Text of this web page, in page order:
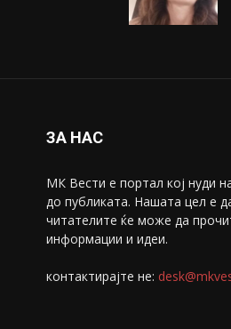
ЗА НАС
МК Вести е портал коj нуди
до публиката. Нашата цел е
читателите ќе може да
информации и идеи.
контактирајте не: